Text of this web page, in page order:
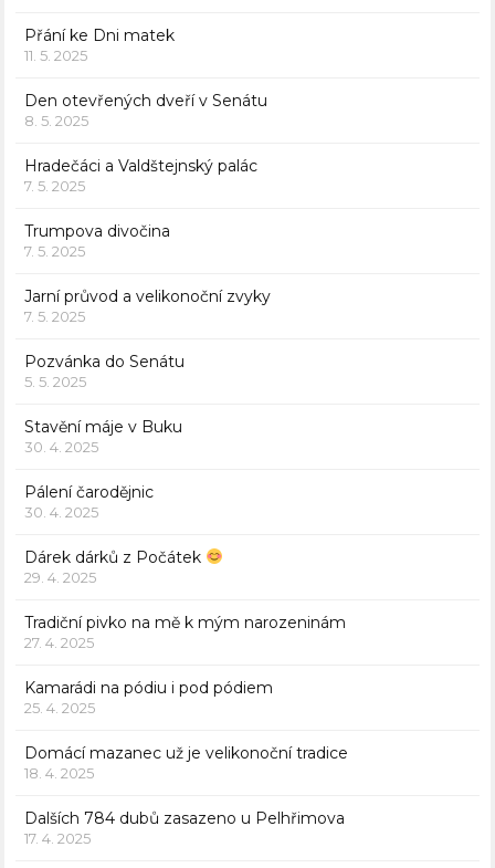
Přání ke Dni matek
11. 5. 2025
Den otevřených dveří v Senátu
8. 5. 2025
Hradečáci a Valdštejnský palác
7. 5. 2025
Trumpova divočina
7. 5. 2025
Jarní průvod a velikonoční zvyky
7. 5. 2025
Pozvánka do Senátu
5. 5. 2025
Stavění máje v Buku
30. 4. 2025
Pálení čarodějnic
30. 4. 2025
Dárek dárků z Počátek
29. 4. 2025
Tradiční pivko na mě k mým narozeninám
27. 4. 2025
Kamarádi na pódiu i pod pódiem
25. 4. 2025
Domácí mazanec už je velikonoční tradice
18. 4. 2025
Dalších 784 dubů zasazeno u Pelhřimova
17. 4. 2025